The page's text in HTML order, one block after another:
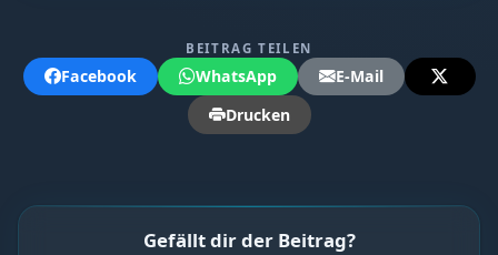
BEITRAG TEILEN
Facebook WhatsApp
E-Mail
Drucken
Gefällt dir der Beitrag?